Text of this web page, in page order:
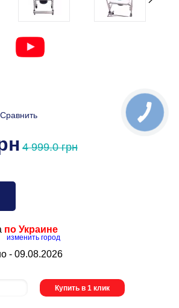
Сравнить
4 999.0 грн
по Украине
изменить город
- 09.08.2026
Купить в 1 клик